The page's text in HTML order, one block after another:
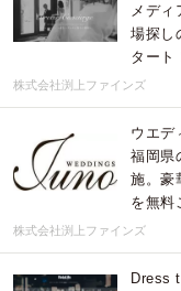
メデ
場探し
タート
株式会社渕上ファインズ
ウエデ
福岡県
施。豪
を無料
株式会社渕上ファインズ
Dress